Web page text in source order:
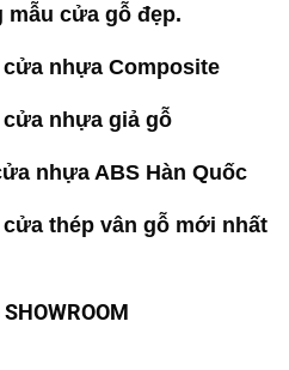
mẫu cửa gỗ đẹp.
cửa nhựa Composite
cửa nhựa giả gỗ
nhựa ABS Hàn Quốc
cửa thép vân gỗ mới nhất
SHOWROOM